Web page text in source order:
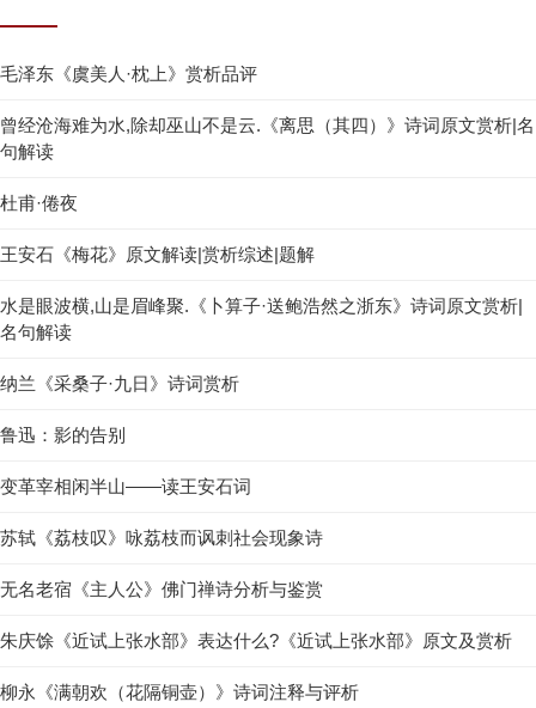
毛泽东《虞美人·枕上》赏析品评
曾经沧海难为水,除却巫山不是云.《离思（其四）》诗词原文赏析|名
句解读
杜甫·倦夜
王安石《梅花》原文解读|赏析综述|题解
水是眼波横,山是眉峰聚.《卜算子·送鲍浩然之浙东》诗词原文赏析|
名句解读
纳兰《采桑子·九日》诗词赏析
鲁迅：影的告别
变革宰相闲半山——读王安石词
苏轼《荔枝叹》咏荔枝而讽刺社会现象诗
无名老宿《主人公》佛门禅诗分析与鉴赏
朱庆馀《近试上张水部》表达什么?《近试上张水部》原文及赏析
柳永《满朝欢（花隔铜壶）》诗词注释与评析